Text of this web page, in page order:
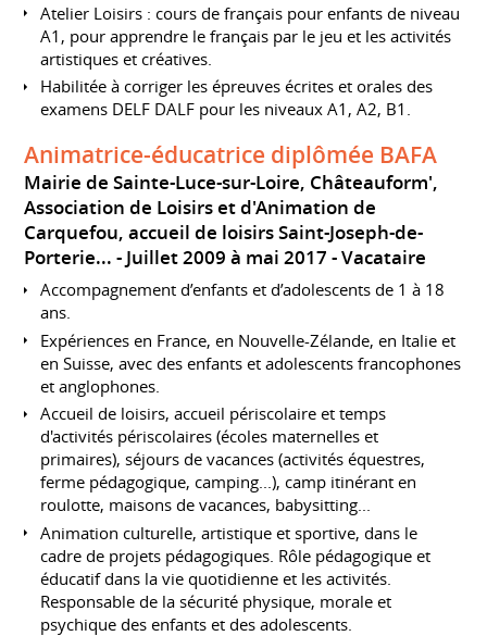
Atelier Loisirs : cours de français pour enfants de niveau
A1, pour apprendre le français par le jeu et les activités
artistiques et créatives.
Habilitée à corriger les épreuves écrites et orales des
examens DELF DALF pour les niveaux A1, A2, B1.
Animatrice-éducatrice diplômée BAFA
Mairie de Sainte-Luce-sur-Loire, Châteauform',
Association de Loisirs et d'Animation de
Carquefou, accueil de loisirs Saint-Joseph-de-
Porterie...
Juillet 2009 à mai 2017 Vacataire
Accompagnement d’enfants et d’adolescents de 1 à 18
ans.
Expériences en France, en Nouvelle-Zélande, en Italie et
en Suisse, avec des enfants et adolescents francophones
et anglophones.
Accueil de loisirs, accueil périscolaire et temps
d'activités périscolaires (écoles maternelles et
primaires), séjours de vacances (activités équestres,
ferme pédagogique, camping...), camp itinérant en
roulotte, maisons de vacances, babysitting...
Animation culturelle, artistique et sportive, dans le
cadre de projets pédagogiques. Rôle pédagogique et
éducatif dans la vie quotidienne et les activités.
Responsable de la sécurité physique, morale et
psychique des enfants et des adolescents.